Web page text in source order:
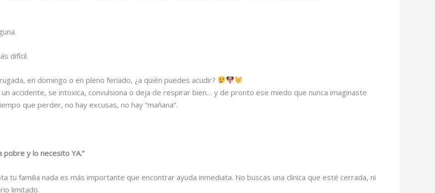
difícil.
en domingo o en pleno feriado, ¿a quién puedes acudir?
accidente, se intoxica, convulsiona o deja de respirar bien… y de pronto ese miedo que nunca imaginaste
que perder, no hay excusas, no hay “mañana”.
y lo necesito YA.”
tu familia nada es más importante que encontrar ayuda inmediata. No buscas una clínica que esté cerrada, ni
limitado.